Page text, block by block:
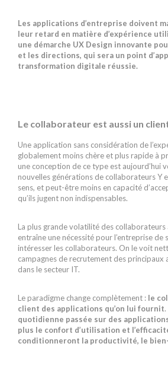
Les applications d’entreprise doivent
leur retard en matière d’expérience
une démarche UX Design innovante
et les directions, qui sera un point
transformation digitale réussie.
Le collaborateur est aussi un
Une application sans considération de
globalement moins chère et plus rapide à
une conception de ce type est aujourd’hui
nouvelles générations de collaborateurs Y
sens, et peut-être moins en capacité
qu’ils jugent non indispensables.
La plus grande volatilité des collaborateurs
entraîne une nécessité pour l’entreprise de
intéresser les collaborateurs. On le voit
campagnes de recrutement des principaux
dans le secteur IT.
Le paradigme change complètement : le
client des applications qu’on lui fournit.
quotidienne passée sur des
plus le confort d’utilisation et
conditionneront la productivité, le